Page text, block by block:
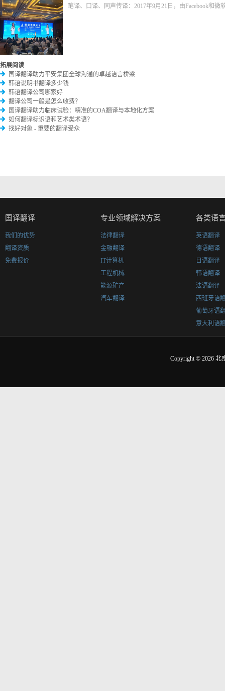
笔译、口译、同声传译：2017年9月21日，由Facebook和
拓展阅读
国译翻译助力平安集团全球沟通的卓越语言桥梁
韩语说明书翻译多少钱
韩语翻译公司哪家好
翻译公司一般是怎么收费？
国译翻译助力临床试验：精准的COA翻译与本地化方案
如何翻译标识语和艺术类术语？
找好对象 - 重要的翻译受众
国译翻译
我们的优势
翻译资质
免费报价
专业领域解决方案
法律翻译
金融翻译
IT计算机
工程机械
能源矿产
汽车翻译
各类语
英语翻译
德语翻译
日语翻译
韩语翻译
法语翻译
西班牙语
葡萄牙语
意大利语
Copyright © 2026 北